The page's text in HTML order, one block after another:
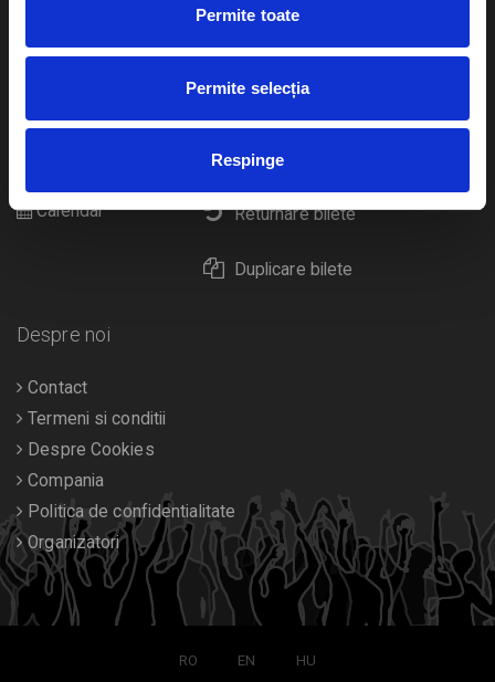
Permite toate
Permite selecția
Respinge
Plata online sau cash
eBilet printat acasa
Livrare prin curier
Returnare bilete
Duplicare bilete
festivaluri
Cultura
Calendar
Despre noi
Contact
Termeni si conditii
Despre Cookies
Compania
Politica de confidentialitate
Organizatori
RO EN HU